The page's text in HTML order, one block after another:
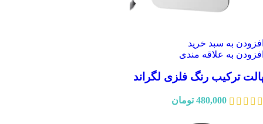
به سبد خرید
به علاقه مندی
ترکیب رنگ فلزی لگراند
480,000 تومان